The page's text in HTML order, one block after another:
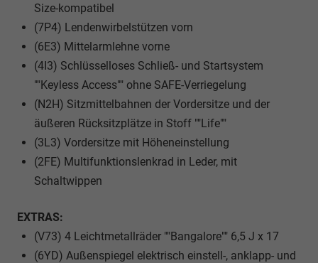
Size-kompatibel
(7P4) Lendenwirbelstützen vorn
(6E3) Mittelarmlehne vorne
(4I3) Schlüsselloses Schließ- und Startsystem
""Keyless Access"" ohne SAFE-Verriegelung
(N2H) Sitzmittelbahnen der Vordersitze und der
äußeren Rücksitzplätze in Stoff ""Life""
(3L3) Vordersitze mit Höheneinstellung
(2FE) Multifunktionslenkrad in Leder, mit
Schaltwippen
EXTRAS:
(V73) 4 Leichtmetallräder ""Bangalore"" 6,5 J x 17
(6YD) Außenspiegel elektrisch einstell-, anklapp- und